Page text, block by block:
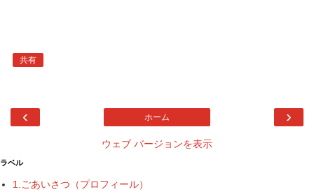
共有
‹ ›
ホーム
ウェブ バージョンを表示
ラベル
1.ごあいさつ（プロフィール）